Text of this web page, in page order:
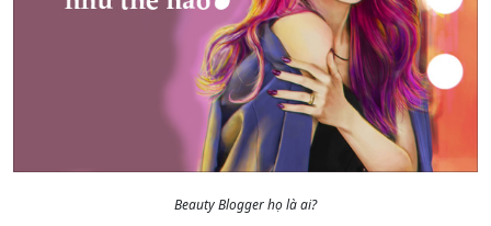
Beauty Blogger họ là ai?